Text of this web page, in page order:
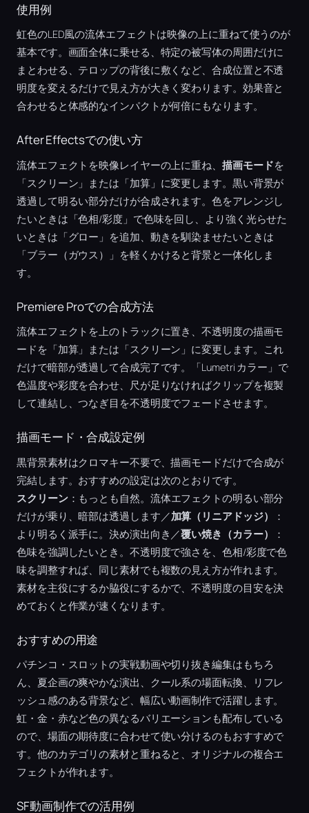
使用例
虹色のLED風の流体エフェクトは映像の上に重ねて使うのが
基本です。画面全体に乗せる、特定の被写体の周囲だけに
まとわせる、テロップの背後に敷くなど、合成位置と不透
明度を変えるだけで見え方が大きく変わります。効果音と
合わせると体感的なインパクトが何倍にもなります。
After Effectsでの使い方
流体エフェクトを映像レイヤーの上に重ね、 描画モードを
「スクリーン」または「加算」に変更します。黒い背景が
透過して明るい部分だけが合成されます。色をアレンジし
たいときは「色相/彩度」で色味を回し、より強く光らせた
いときは「グロー」を追加、動きを馴染ませたいときは
「ブラー（ガウス）」を軽くかけると背景と一体化しま
す。
Premiere Proでの合成方法
流体エフェクトを上のトラックに置き、不透明度の描画モ
ードを「加算」または「スクリーン」に変更します。これ
だけで暗部が透過して合成完了です。「Lumetri カラー」で
色温度や彩度を合わせ、尺が足りなければクリップを複製
して連結し、つなぎ目を不透明度でフェードさせます。
描画モード・合成設定例
黒背景素材はクロマキー不要で、描画モードだけで合成が
完結します。おすすめの設定は次のとおりです。
スクリーン：もっとも自然。流体エフェクトの明るい部分
だけが乗り、暗部は透過します／加算（リニアドッジ）
：
より明るく派手に。決め演出向き／覆い焼き（カラー）
：
色味を強調したいとき。不透明度で強さを、色相/彩度で色
味を調整すれば、同じ素材でも複数の見え方が作れます。
素材を主役にするか脇役にするかで、不透明度の目安を決
めておくと作業が速くなります。
おすすめの用途
パチンコ・スロットの実戦動画や切り抜き編集はもちろ
ん、夏企画の爽やかな演出、クール系の場面転換、リフレ
ッシュ感のある背景など、幅広い動画制作で活躍します。
虹・金・赤など色の異なるバリエーションも配布している
ので、場面の期待度に合わせて使い分けるのもおすすめで
す。他のカテゴリの素材と重ねると、オリジナルの複合エ
フェクトが作れます。
SF動画制作での活用例